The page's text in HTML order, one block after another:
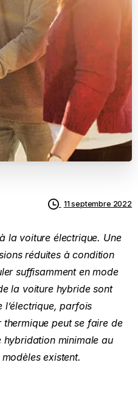
11 septembre 2022
la voiture électrique. Une
réduites à condition
suffisamment en mode
la voiture hybride sont
l’électrique, parfois
peut se faire de
hybridation minimale au
existent.